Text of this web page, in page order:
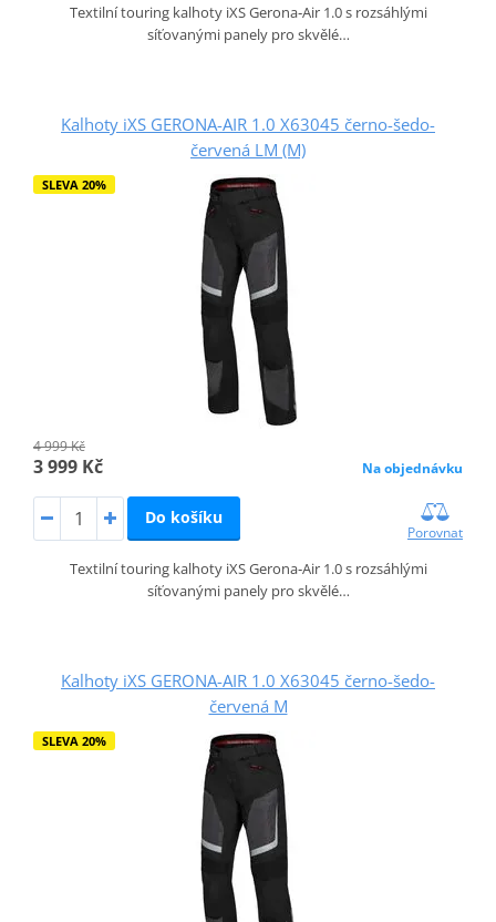
Textilní touring kalhoty iXS Gerona‑Air 1.0 s rozsáhlými
síťovanými panely pro skvělé…
Kalhoty iXS GERONA-AIR 1.0 X63045 černo-šedo-
červená LM (M)
SLEVA 20%
4 999 Kč
3 999 Kč Na objednávku
Do košíku
Porovnat
Textilní touring kalhoty iXS Gerona‑Air 1.0 s rozsáhlými
síťovanými panely pro skvělé…
Kalhoty iXS GERONA-AIR 1.0 X63045 černo-šedo-
červená M
SLEVA 20%